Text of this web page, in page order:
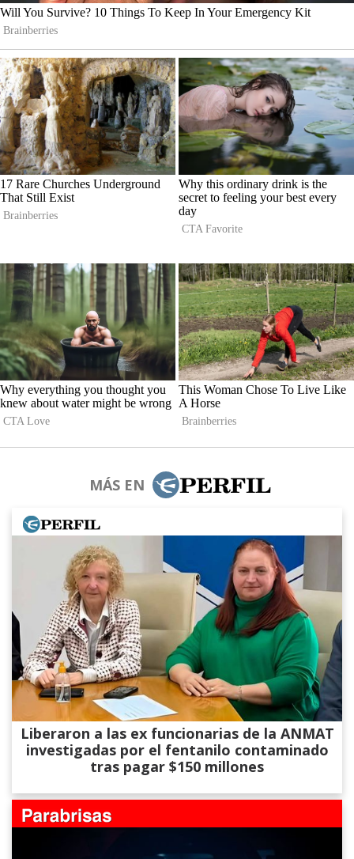
MÁS EN
Liberaron a las ex funcionarias de la ANMAT
investigadas por el fentanilo contaminado
tras pagar $150 millones